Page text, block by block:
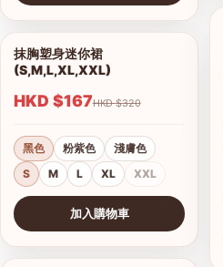
查看圖片
抹胸塑身迷你裙
(S,M,L,XL,XXL)
HKD $167 HKD $320
黑色 粉紫色
淺膚色
S
M L XL XXL
加入購物車
查看圖片